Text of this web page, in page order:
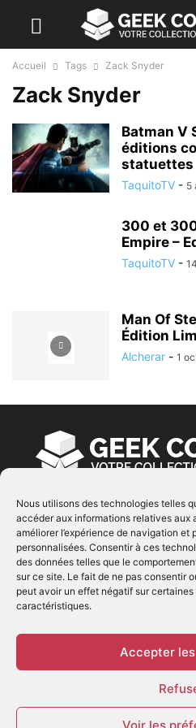
Nous utilisons des technologies telles
accéder aux informations relatives aux
améliorer l’expérience de navigation
personnalisées. Consentir à ces
des données telles que le
sur ce site. Le fait de ne pas consentir
peut avoir un effet négatif sur
caractéristiques.
Accepter
Voir les
Accueil Tags Zack Snyder
Zack Snyder
Batman V
éditions
statuettes
TaquitoTV - 5
300 et
Empire –
TaquitoTV -
Man Of
Édition
Alcherar - 1
À
© Copyright 2022 |